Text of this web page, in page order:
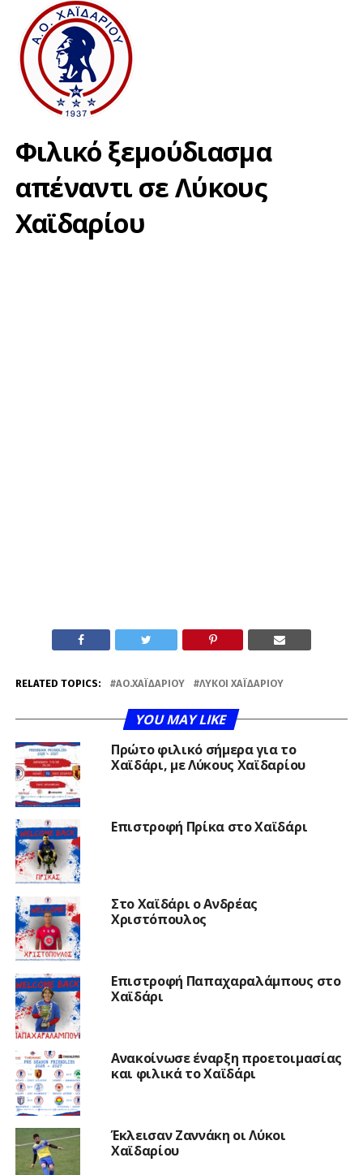
Φιλικό ξεμούδιασμα
απέναντι σε Λύκους
Χαϊδαρίου
RELATED TOPICS: ΑΟ.ΧΑΪΔΑΡΊΟΥ ΛΎΚΟΙ ΧΑΪΔΑΡΊΟΥ
YOU MAY LIKE
Πρώτο φιλικό σήμερα για το
Χαϊδάρι, με Λύκους Χαϊδαρίου
Επιστροφή Πρίκα στο Χαϊδάρι
Στο Χαϊδάρι ο Ανδρέας
Χριστόπουλος
Επιστροφή Παπαχαραλάμπους στο
Χαϊδάρι
Ανακοίνωσε έναρξη προετοιμασίας
και φιλικά το Χαϊδάρι
Έκλεισαν Ζαννάκη οι Λύκοι
Χαϊδαρίου